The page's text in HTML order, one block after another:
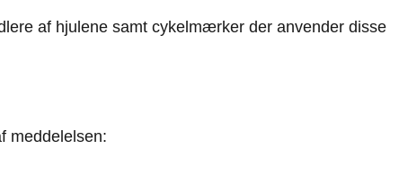
af hjulene samt cykelmærker der anvender disse
meddelelsen: